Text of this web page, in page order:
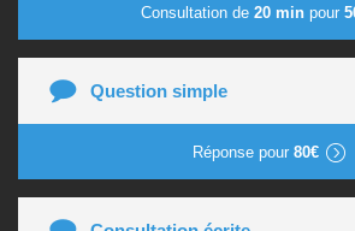
Consultation de 20 min pour
Question simple
Réponse pour 80€